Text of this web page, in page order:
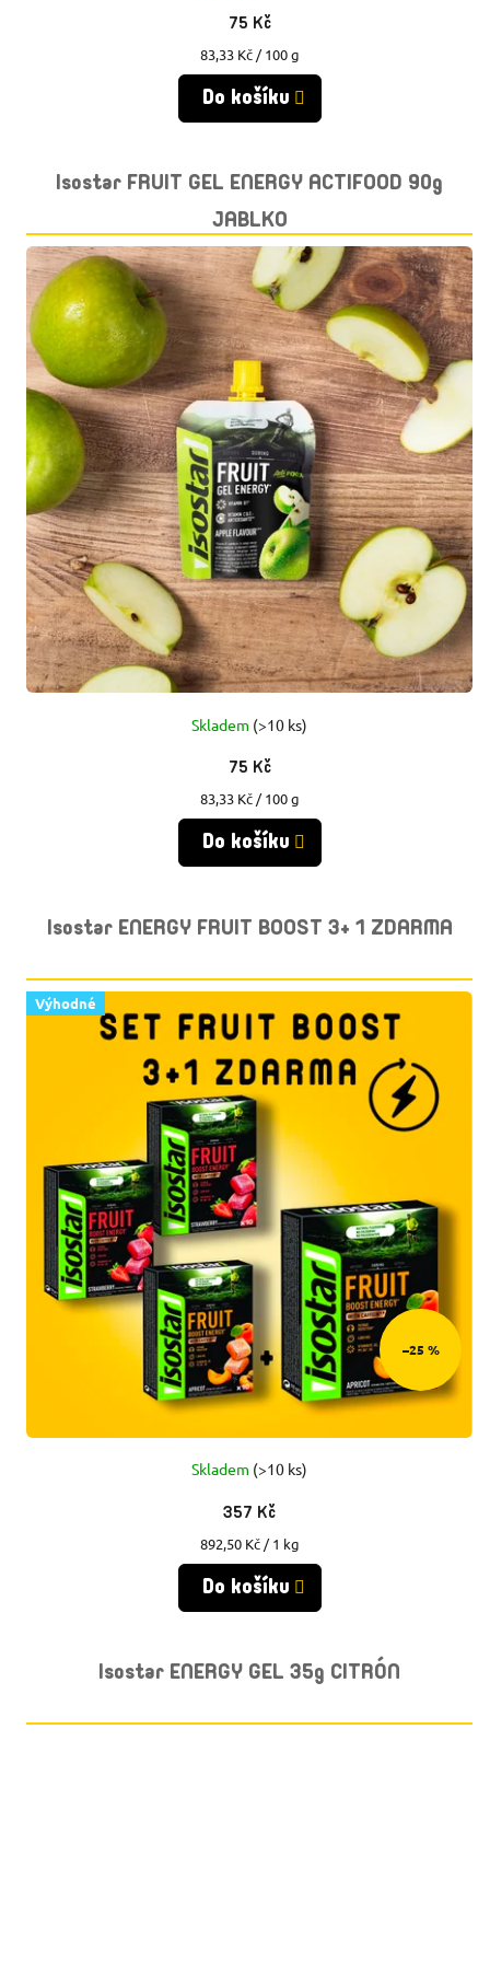
75 Kč
Měrná
cena:
83,33 Kč / 100 g
Do košíku
Isostar FRUIT GEL ENERGY ACTIFOOD 90g
JABLKO
Skladem (>10 ks)
75 Kč
Měrná
cena:
83,33 Kč / 100 g
Do košíku
Isostar ENERGY FRUIT BOOST 3+ 1 ZDARMA
Výhodné
–25 %
Skladem (>10 ks)
357 Kč
Měrná
cena:
892,50 Kč / 1 kg
Do košíku
Isostar ENERGY GEL 35g CITRÓN